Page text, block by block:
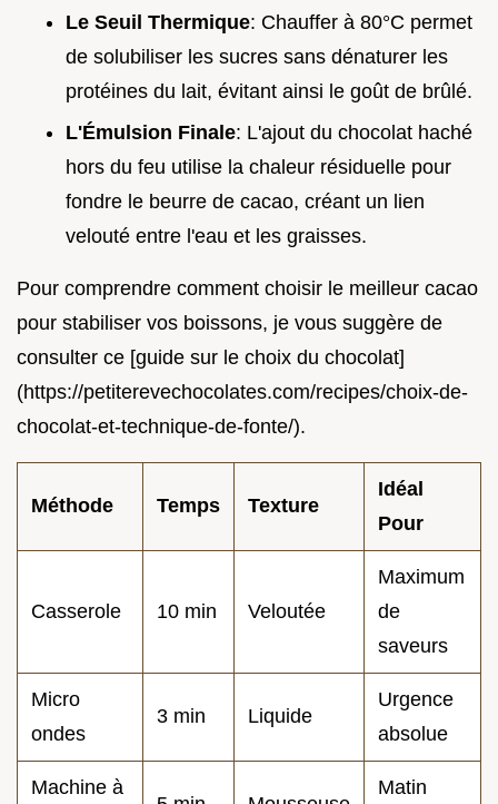
Le Seuil Thermique: Chauffer à 80°C permet
de solubiliser les sucres sans dénaturer les
protéines du lait, évitant ainsi le goût de brûlé.
L'Émulsion Finale: L'ajout du chocolat haché
hors du feu utilise la chaleur résiduelle pour
fondre le beurre de cacao, créant un lien
velouté entre l'eau et les graisses.
Pour comprendre comment choisir le meilleur cacao
pour stabiliser vos boissons, je vous suggère de
consulter ce [guide sur le choix du chocolat]
(https://petiterevechocolates.com/recipes/choix-de-
chocolat-et-technique-de-fonte/).
Méthode Temps Texture
Idéal
Pour
Casserole 10 min Veloutée
Maximum
de
saveurs
Micro
ondes
3 min Liquide
Urgence
absolue
Machine à
Matin